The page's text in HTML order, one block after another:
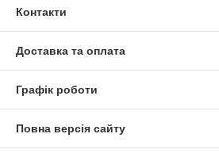
Контакти
Доставка та оплата
Графік роботи
Повна версія сайту